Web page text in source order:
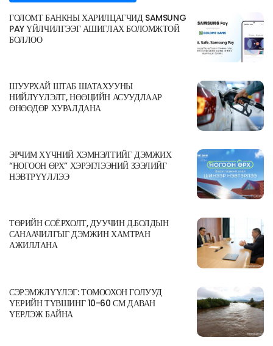
ГОЛОМТ БАНКНЫ ХАРИЛЦАГЧИД SAMSUNG
PAY ҮЙЛЧИЛГЭЭГ АШИГЛАХ БОЛОМЖТОЙ
БОЛЛОО
ШУУРХАЙ ШТАБ ШАТАХУУНЫ
НИЙЛҮҮЛЭЛТ, НӨӨЦИЙН АСУУДЛААР
ӨНӨӨДӨР ХУРАЛДАНА
ЭРЧИМ ХҮЧНИЙ ХЭМНЭЛТИЙГ ДЭМЖИХ
“НОГООН ӨРХ” ХЭРЭГЛЭЭНИЙ ЗЭЭЛИЙГ
НЭВТРҮҮЛЛЭЭ
ТӨРИЙН СОЁРХОЛТ, ДУУЧИН Д.БОЛДЫН
САНААЧИЛГЫГ ДЭМЖИН ХАМТРАН
АЖИЛЛАНА
СЭРЭМЖЛҮҮЛЭГ: ТОМООХОН ГОЛУУД
ҮЕРИЙН ТҮВШИНГ 10-60 СМ ДАВАН
ҮЕРЛЭЖ БАЙНА